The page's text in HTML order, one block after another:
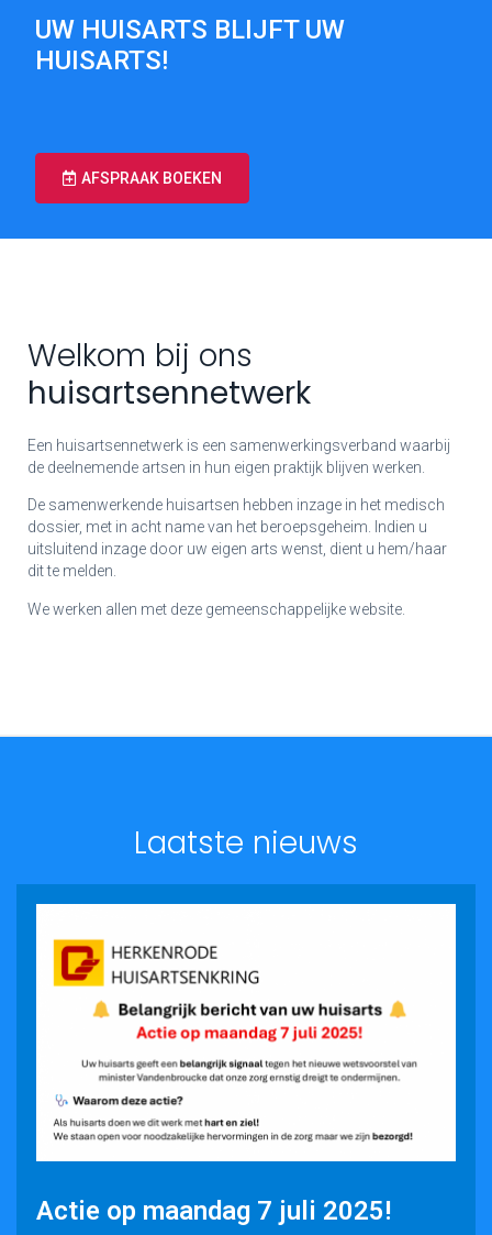
UW HUISARTS BLIJFT UW
HUISARTS!
AFSPRAAK BOEKEN
Welkom bij ons
huisartsennetwerk
Een huisartsennetwerk is een samenwerkingsverband waarbij
de deelnemende artsen in hun eigen praktijk blijven werken.
De samenwerkende huisartsen hebben inzage in het medisch
dossier, met in acht name van het beroepsgeheim. Indien u
uitsluitend inzage door uw eigen arts wenst, dient u hem/haar
dit te melden.
We werken allen met deze gemeenschappelijke website.
Laatste nieuws
Actie op maandag 7 juli 2025!